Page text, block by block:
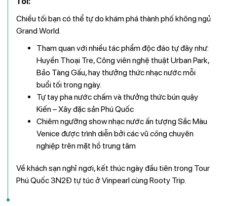
Chiều tối bạn có thể tự do khám phá thành phố không ngủ
Grand World.
Tham quan với nhiều tác phẩm độc đáo tự đây như:
Huyền Thoại Tre, Công viên nghệ thuật Urban Park,
Bảo Tàng Gấu, hay thưởng thức nhạc nước mỗi
buổi tối trong ngày.
Tự tay pha nước chấm và thưởng thức bún quậy
Kiến – Xây đặc sản Phú Quốc
Chiêm ngưỡng show nhạc nước ấn tượng Sắc Màu
Venice được trình diễn bởi các vũcông chuyên
nghiệp trên mặt hồ trung tâm
Về khách sạn nghỉ ngơi, kết thúc ngày đầu tiên trong Tour
Phú Quốc 3N2Đ tự túc ở Vinpearl cùng Rooty Trip.